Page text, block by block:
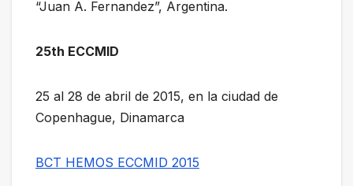
“Juan A. Fernandez”, Argentina.
25th ECCMID
25 al 28 de abril de 2015, en la ciudad de
Copenhague, Dinamarca
BCT HEMOS ECCMID 2015